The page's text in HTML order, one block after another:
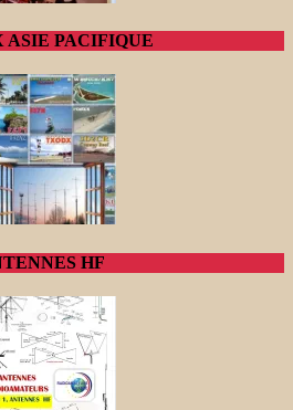
ASIE PACIFIQUE
HF